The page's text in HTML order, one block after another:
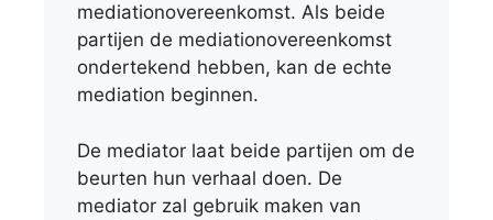
mediationovereenkomst. Als beide
partijen de mediationovereenkomst
ondertekend hebben, kan de echte
mediation beginnen.
De mediator laat beide partijen om de
beurten hun verhaal doen. De
mediator zal gebruik maken van